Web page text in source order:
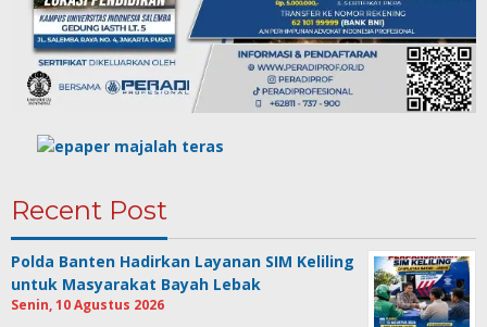
Recent Post
Polda Banten Hadirkan Layanan SIM Keliling
untuk Masyarakat Bayah Lebak
Senin, 10 Agustus 2026